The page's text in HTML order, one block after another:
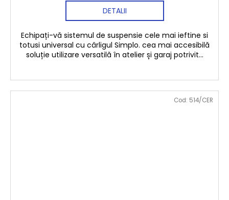
DETALII
Echipați-vă sistemul de suspensie cele mai ieftine si
totusi universal cu cârligul Simplo. cea mai accesibilă
soluție utilizare versatilă în atelier și garaj potrivit...
Cod: 514/CER